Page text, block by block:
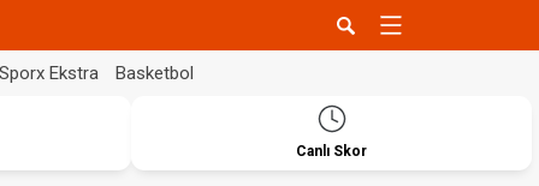
Sporx Ekstra Basketbol
Canlı Skor